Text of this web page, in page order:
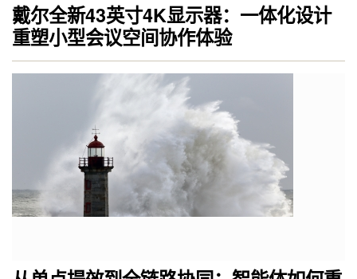
戴尔全新43英寸4K显示器：一体化设计
重塑小型会议空间协作体验